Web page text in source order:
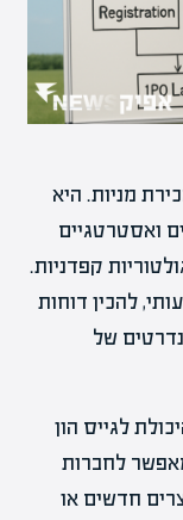
מניות. היא
ואסטרטגיים
קפדניות.
להכין דוחות
של
לגייס הון
לחברות
חדשים או